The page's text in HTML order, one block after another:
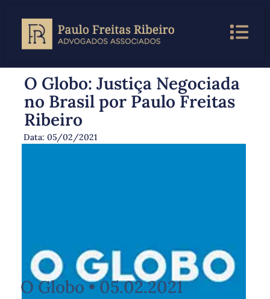
O Globo: Justiça Negociada
no Brasil por Paulo Freitas
Ribeiro
Data: 05/02/2021
O Globo • 05.02.2021